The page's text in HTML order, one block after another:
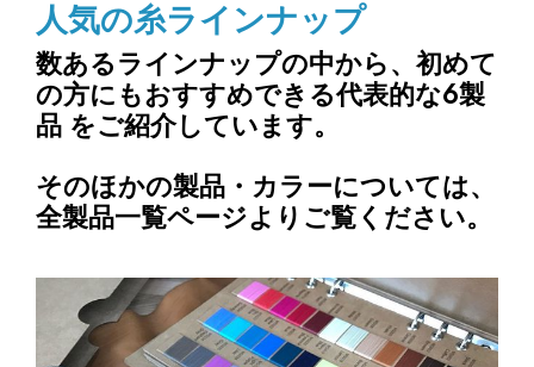
人気の糸ラインナップ
数あるラインナップの中から、 初めて
の方にもおすすめできる代表的な6製
品 をご紹介しています。
そのほかの製品・カラーについては、
全製品一覧ページよりご覧ください。